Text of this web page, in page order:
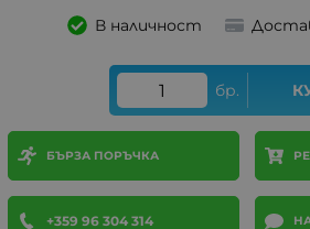
В наличност
бр.
БЪРЗА ПОРЪЧКА
+359 96 304 314